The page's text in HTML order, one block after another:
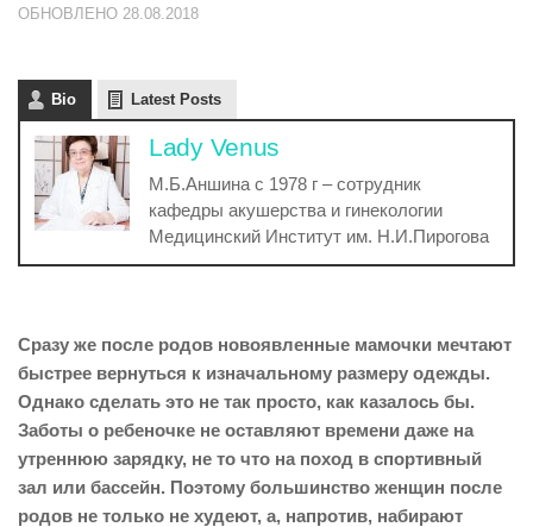
ОБНОВЛЕНО 28.08.2018
Bio Latest Posts
Lady Venus
М.Б.Аншина с 1978 г – сотрудник
кафедры акушерства и гинекологии
Медицинский Институт им. Н.И.Пирогова
Сразу же после родов новоявленные мамочки мечтают
быстрее вернуться к изначальному размеру одежды.
Однако сделать это не так просто, как казалось бы.
Заботы о ребеночке не оставляют времени даже на
утреннюю зарядку, не то что на поход в спортивный
зал или бассейн. Поэтому большинство женщин после
родов не только не худеют, а, напротив, набирают